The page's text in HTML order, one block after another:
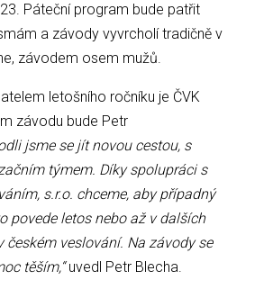
Páteční program bude patřit
a závody vyvrcholí tradičně v
závodem osem mužů.
letošního ročníku je ČVK
závodu bude Petr
jsme se jít novou cestou, s
týmem. Díky spolupráci s
s.r.o. chceme, aby případný
povede letos nebo až v dalších
českém veslování. Na závody se
těším,“uvedl Petr Blecha.